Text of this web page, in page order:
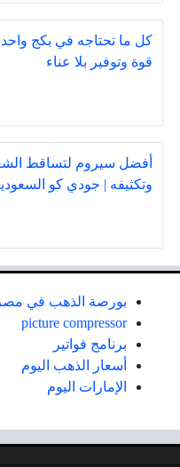
كل ما تحتاجه في بكج
قوة وتوفير بلا عناء
أفضل سيروم لتساقط
وتكثيفه | جودي كو
بورصة الذهب في مصر
picture compressor
برنامج فواتير
أسعار الذهب اليوم
الإمارات اليوم